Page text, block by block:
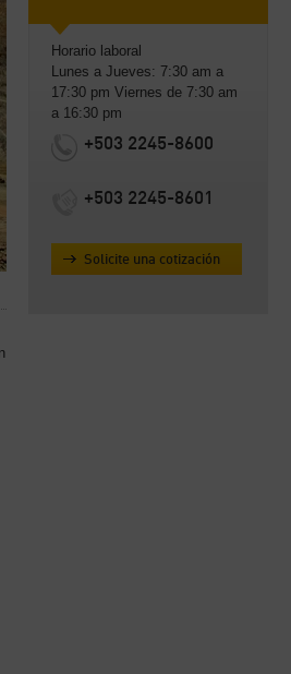
Horario laboral
Lunes a Jueves: 7:30 am a
17:30 pm Viernes de 7:30 am
a 16:30 pm
+503 2245-8600
+503 2245-8601
Solicite una cotización